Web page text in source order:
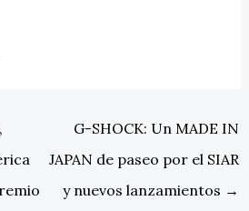
G-SHOCK: Un MADE IN
JAPAN de paseo por el SIAR
y nuevos lanzamientos →